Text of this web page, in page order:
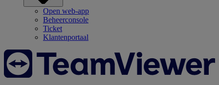
Open web-app
Beheerconsole
Ticket
Klantenportaal